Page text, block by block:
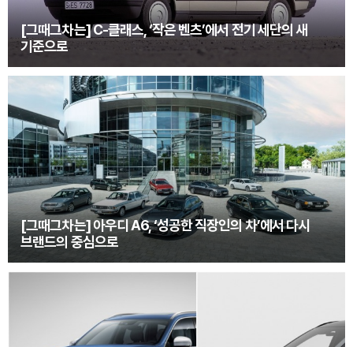
[그때그차는] C-클래스, ‘작은 벤츠’에서 전기 세단의 새
기준으로
[그때그차는] 아우디 A6, ‘성공한 직장인의 차’에서 다시
브랜드의 중심으로